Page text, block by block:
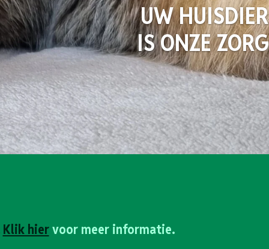
UW HUISDIER
IS ONZE ZORG
Klik hiervoor meer informatie.